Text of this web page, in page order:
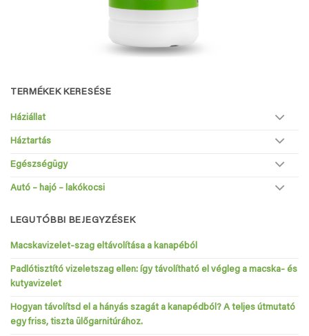
TERMÉKEK KERESÉSE
Háziállat
Háztartás
Egészségügy
Autó – hajó – lakókocsi
LEGUTÓBBI BEJEGYZÉSEK
Macskavizelet-szag eltávolítása a kanapéból
Padlótisztító vizeletszag ellen: így távolítható el végleg a macska- és
kutyavizelet
Hogyan távolítsd el a hányás szagát a kanapédból? A teljes útmutató
egy friss, tiszta ülőgarnitúrához.